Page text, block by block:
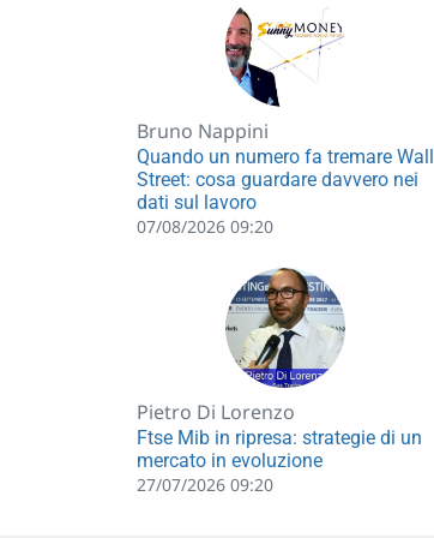
Bruno Nappini
Quando un numero fa tremare Wall
Street: cosa guardare davvero nei
dati sul lavoro
07/08/2026 09:20
Pietro Di Lorenzo
Ftse Mib in ripresa: strategie di un
mercato in evoluzione
27/07/2026 09:20